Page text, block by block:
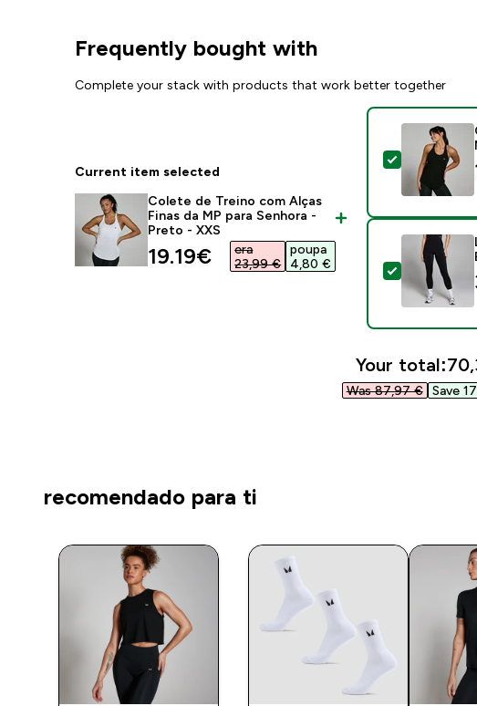
Frequently bought with
Complete your stack with products that work better together
Current item selected
Colete de Treino com Alças
Finas da MP para Senhora -
Preto - XXS
discounted price
19.19€‎
era
23,99 €‎
poupa
4,80 €‎
Select
Select
Your total:
Was 87,97 €‎ Save
recomendado para ti